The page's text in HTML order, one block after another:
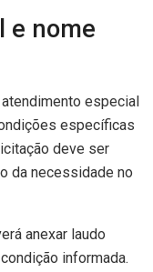
e nome
especial
específicas
deve ser
da necessidade no
anexar laudo
informada.